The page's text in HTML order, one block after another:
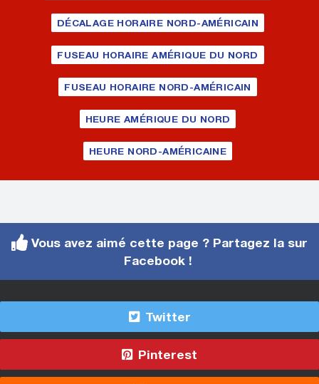
DÉCALAGE HORAIRE NORD-AMÉRICAIN
FUSEAU HORAIRE AMÉRIQUE DU NORD
FUSEAU HORAIRE NORD-AMÉRICAIN
HEURE AMÉRIQUE DU NORD
HEURE NORD-AMÉRICAINE
Vous avez aimé cette page ? Partagez la sur
Facebook !
Twitter
Pinterest